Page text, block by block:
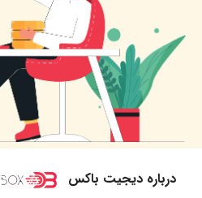
درباره دیجیت باکس